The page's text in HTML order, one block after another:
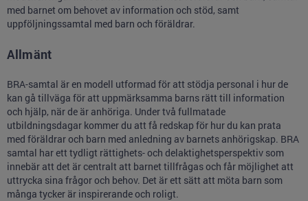
med barnet om behovet av information och stöd, samt
uppföljningssamtal med barn och föräldrar.
Allmänt
BRA-samtal är en modell utformad för att stödja personal i hur de
kan gå tillväga för att uppmärksamma barns rätt till information
och hjälp, när de är anhöriga. Under två fullmatade
utbildningsdagar kommer du att få redskap för hur du kan prata
med föräldrar och barn med anledning av barnets anhörigskap. BRA
samtal har ett tydligt rättighets- och delaktighetsperspektiv som
innebär att det är centralt att barnet tillfrågas och får möjlighet att
uttrycka sina frågor och behov. Det är ett sätt att möta barn som
många tycker är inspirerande och roligt.